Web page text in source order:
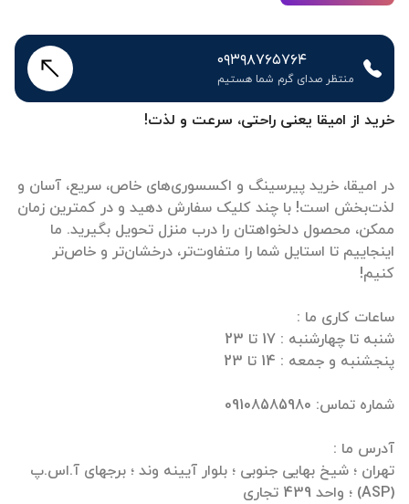
خرید از امیقا یعنی راحتی، سرعت و لذت!
در امیقا، خرید پیرسینگ و اکسسوری‌های خاص، سریع، آسان و
لذت‌بخش است! با چند کلیک سفارش دهید و در کمترین زمان
ممکن، محصول دلخواهتان را درب منزل تحویل بگیرید. ما
اینجاییم تا استایل شما را متفاوت‌تر، درخشان‌تر و خاص‌تر
تهران ؛ شیخ بهایی جنوبی ؛ بلوار آیینه وند ؛ برجهای آ.اس.پ
(ASP) ؛ واحد 439 تجاری
۰۹۳۹۸۷۶۵۷۶۴
منتظر صدای گرم شما هستیم